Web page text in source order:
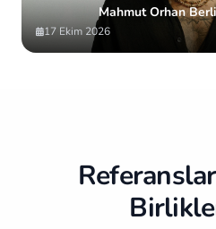
Mahmut Orhan
17 Ekim 2026